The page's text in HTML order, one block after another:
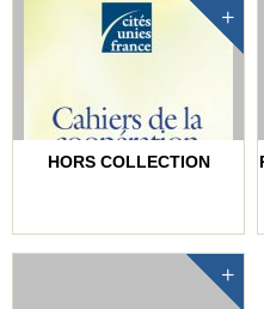
HORS COLLECTION